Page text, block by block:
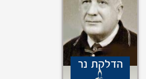
הדלקת נר